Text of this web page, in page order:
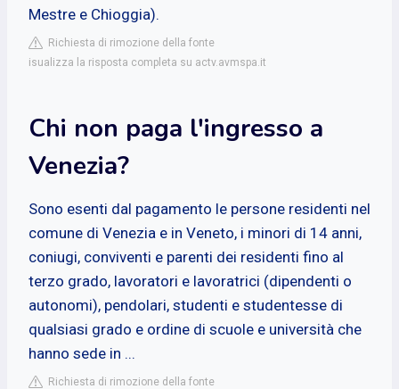
Mestre e Chioggia).
Richiesta di rimozione della fonte
isualizza la risposta completa su actv.avmspa.it
Chi non paga l'ingresso a
Venezia?
Sono esenti dal pagamento le persone residenti nel
comune di Venezia e in Veneto, i minori di 14 anni,
coniugi, conviventi e parenti dei residenti fino al
terzo grado, lavoratori e lavoratrici (dipendenti o
autonomi), pendolari, studenti e studentesse di
qualsiasi grado e ordine di scuole e università che
hanno sede in ...
Richiesta di rimozione della fonte